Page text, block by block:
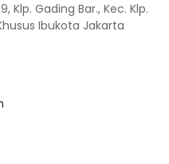
Klp. Gading Bar., Kec. Klp.
Ibukota Jakarta